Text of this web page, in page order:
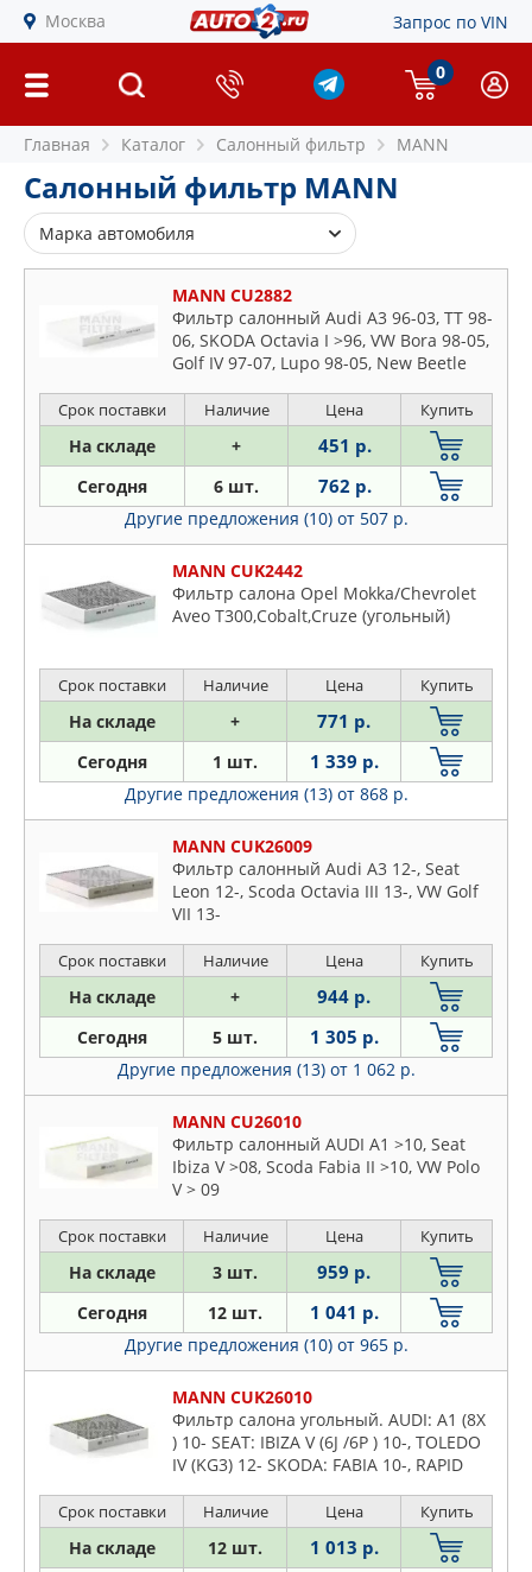
Москва Запрос по VIN
0
Главная Каталог Салонный фильтр MANN
Салонный фильтр MANN
Марка автомобиля
Alfa Romeo
BMW
Chevrolet
Chrysler
Citroen
Daewoo
Fiat
Ford
Hyundai
Infiniti
Isuzu
Iveco
Jaguar
KIA
Land Rover
Lexus
Mazda
Mercedes
Mitsubishi
Opel
Peugeot
Renault
Rover
Saab
Seat
Skoda
Subaru
Toyota
VW
Volvo
MANN CU2882
Фильтр салонный Audi A3 96-03, TT 98-
06, SKODA Octavia I >96, VW Bora 98-05,
Golf IV 97-07, Lupo 98-05, New Beetle
Срок поставки Наличие Цена Купить
На складе + 451 р.
Сегодня 6 шт. 762 р.
Другие предложения (10) от 507 р.
MANN CUK2442
Фильтр салона Opel Mokka/Chevrolet
Aveo T300,Cobalt,Cruze (угольный)
Срок поставки Наличие Цена Купить
На складе + 771 р.
Сегодня 1 шт. 1 339 р.
Другие предложения (13) от 868 р.
MANN CUK26009
Фильтр салонный Audi A3 12-, Seat
Leon 12-, Scoda Octavia III 13-, VW Golf
VII 13-
Срок поставки Наличие Цена Купить
На складе + 944 р.
Сегодня 5 шт. 1 305 р.
Другие предложения (13) от 1 062 р.
MANN CU26010
Фильтр салонный AUDI A1 >10, Seat
Ibiza V >08, Scoda Fabia II >10, VW Polo
V > 09
Срок поставки Наличие Цена Купить
На складе 3 шт. 959 р.
Сегодня 12 шт. 1 041 р.
Другие предложения (10) от 965 р.
MANN CUK26010
Фильтр салона угольный. AUDI: A1 (8X
) 10- SEAT: IBIZA V (6J /6P ) 10-, TOLEDO
IV (KG3) 12- SKODA: FABIA 10-, RAPID
Срок поставки Наличие Цена Купить
На складе 12 шт. 1 013 р.